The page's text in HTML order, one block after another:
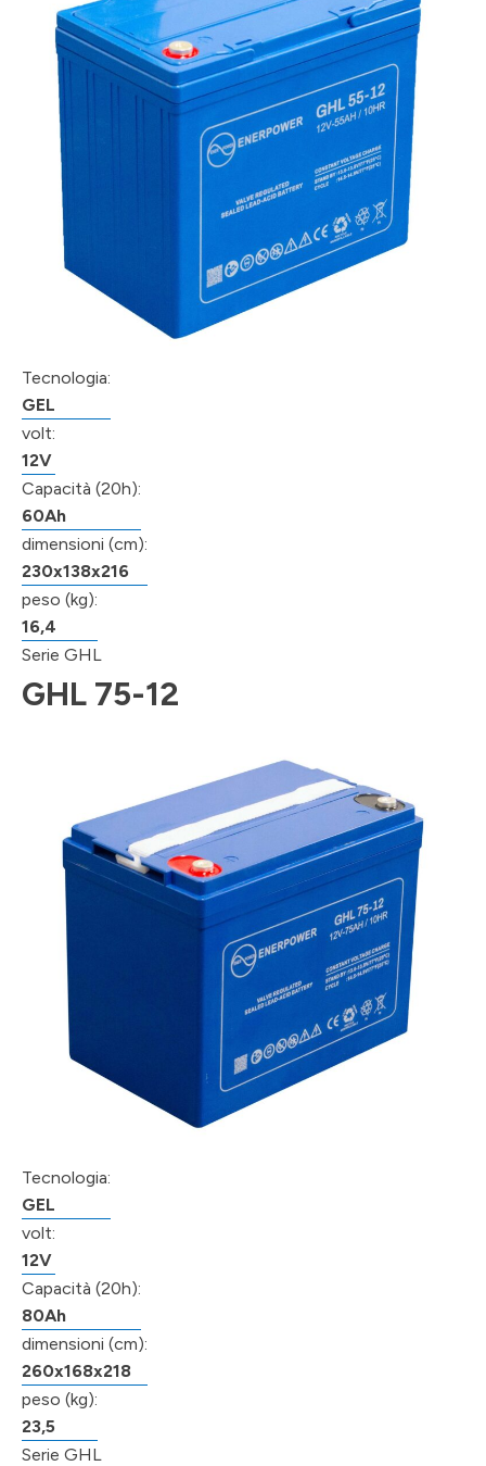
Tecnologia:
GEL
volt:
12V
Capacità (20h):
60Ah
dimensioni (cm):
230x138x216
peso (kg):
16,4
Serie GHL
GHL 75-12
Tecnologia:
GEL
volt:
12V
Capacità (20h):
80Ah
dimensioni (cm):
260x168x218
peso (kg):
23,5
Serie GHL